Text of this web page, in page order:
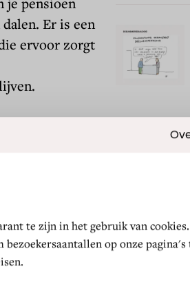
te zijn in het gebruik van
op onze pagina's
Er is een
ervoor zorgt
wordt
is